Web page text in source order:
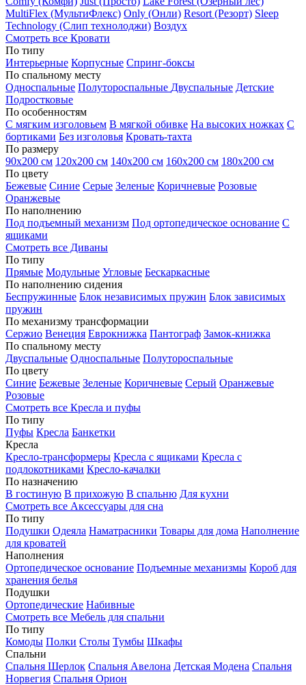
MultiFlex (МультиФлекс) Only (Онли) Resort (Резорт) Sleep
Technology (Слип технолоджи) Воздух
Смотреть все Кровати
По типу
Интерьерные Корпусные Спринг-боксы
По спальному месту
Односпальные Полутороспальные Двуспальные Детские
Подростковые
По особенностям
С мягким изголовьем В мягкой обивке На высоких ножках С
бортиками Без изголовья Кровать-тахта
По размеру
90х200 см 120х200 см 140х200 см 160х200 см 180х200 см
По цвету
Бежевые Синие Серые Зеленые Коричневые Розовые
Оранжевые
По наполнению
Под подъемный механизм Под ортопедическое основание С
ящиками
Смотреть все Диваны
По типу
Прямые Модульные Угловые Бескаркасные
По наполнению сидения
Беспружинные Блок независимых пружин Блок зависимых
пружин
По механизму трансформации
Сержио Венеция Еврокнижка Пантограф Замок-книжка
По спальному месту
Двуспальные Односпальные Полутороспальные
По цвету
Синие Бежевые Зеленые Коричневые Серый Оранжевые
Розовые
Смотреть все Кресла и пуфы
По типу
Пуфы Кресла Банкетки
Кресла
Кресло-трансформеры Кресла с ящиками Кресла с
подлокотниками Кресло-качалки
По назначению
В гостиную В прихожую В спальню Для кухни
Смотреть все Аксессуары для сна
По типу
Подушки Одеяла Наматрасники Товары для дома Наполнение
для кроватей
Наполнения
Ортопедическое основание Подъемные механизмы Короб для
хранения белья
Подушки
Ортопедические Набивные
Смотреть все Мебель для спальни
По типу
Комоды Полки Столы Тумбы Шкафы
Спальни
Спальня Шерлок Спальня Авелона Детская Модена Спальня
Норвегия Спальня Орион